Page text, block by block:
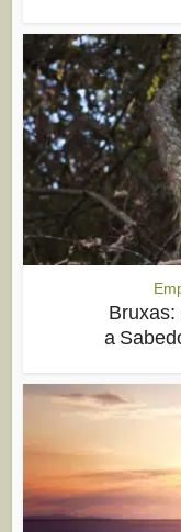
Bruxas:
a